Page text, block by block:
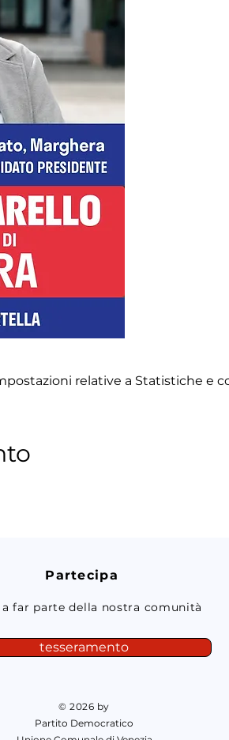
relative a Statistiche e
Partecipa
a far parte della nostra comunità
tesseramento
© 2026 by
Partito Democratico